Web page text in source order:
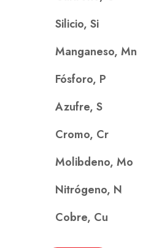
Silicio, Si
Manganeso, Mn
Fósforo, P
Azufre, S
Cromo, Cr
Molibdeno, Mo
Nitrógeno, N
Cobre, Cu